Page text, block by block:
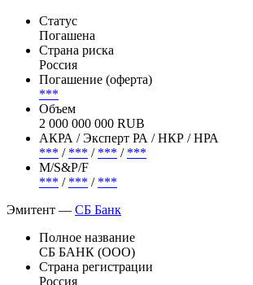
выпуска составляет 2 млрд рублей, срок
даты начала размещения.
Эмиссия —СБ Банк, БО-02
Статус
Погашена
Страна риска
Россия
Погашение (оферта)
***
Объем
2 000 000 000 RUB
*** /***/***/
***/***/***
Эмитент —СБ Банк